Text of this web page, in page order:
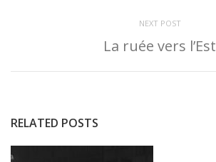
NEXT POST
La ruée vers l’Est
RELATED POSTS